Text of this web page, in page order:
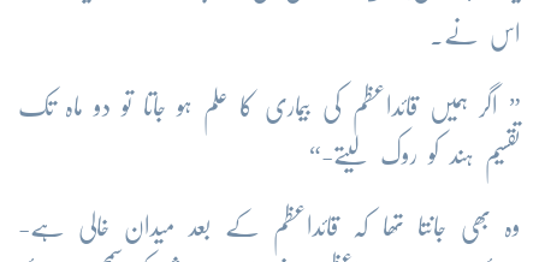
اس نے۔
” اگر ہمیں قائداعظم کی بیماری کا علم ہو جاتا تو دو ماہ تک
تقسیم ہند کو روک لیتے-“
وہ بھی جانتا تھا کہ قائداعظم کے بعد میدان خالی ہے-